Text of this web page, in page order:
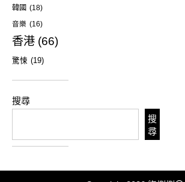
韓國 (18)
音樂 (16)
香港 (66)
驚悚 (19)
搜尋
搜
尋